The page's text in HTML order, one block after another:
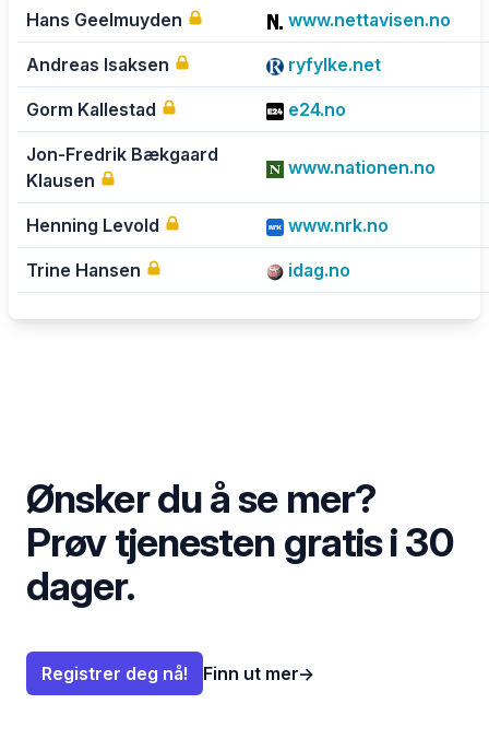
Hans Geelmuyden www.nettavisen.no
Andreas Isaksen ryfylke.net
Gorm Kallestad e24.no
Jon-Fredrik Bækgaard
Klausen
www.nationen.no
Henning Levold www.nrk.no
Trine Hansen idag.no
Ønsker du å se mer?
Prøv tjenesten gratis i 30
dager.
Registrer deg nå! Finn ut mer→